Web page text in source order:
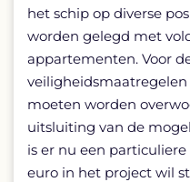
het schip op diverse
worden gelegd met
appartementen. Voor
moeten worden
uitsluiting van de
is er nu een
euro in het project wil